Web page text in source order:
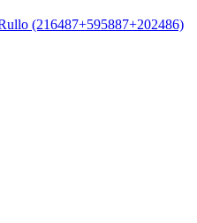
(216487+595887+202486)